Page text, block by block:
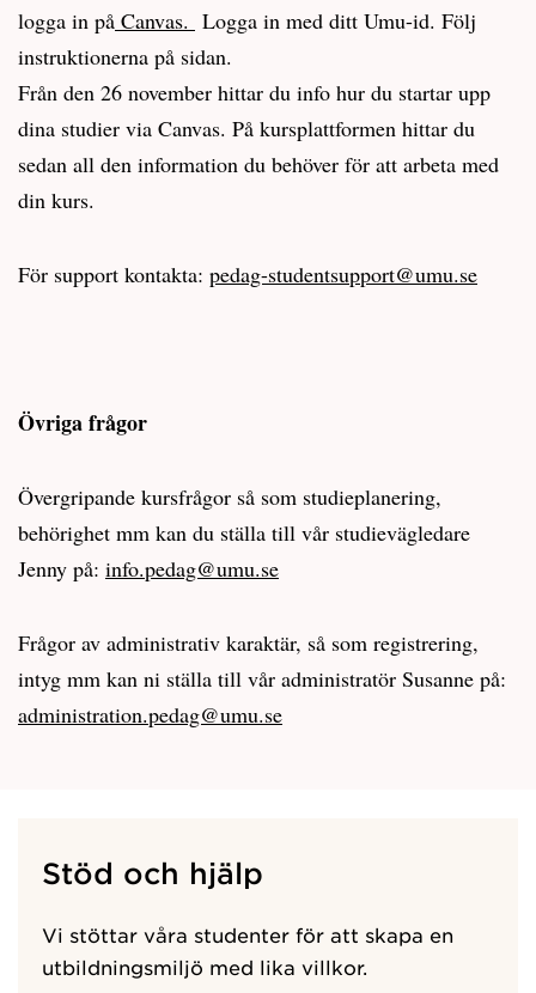
logga in på Canvas. Logga in med ditt Umu-id. Följ
instruktionerna på sidan.
Från den 26 november hittar du info hur du startar upp
dina studier via Canvas. På kursplattformen hittar du
sedan all den information du behöver för att arbeta med
din kurs.
För support kontakta: pedag-studentsupport@umu.se
Övriga frågor
Övergripande kursfrågor så som studieplanering,
behörighet mm kan du ställa till vår studievägledare
Jenny på: info.pedag@umu.se
Frågor av administrativ karaktär, så som registrering,
intyg mm kan ni ställa till vår administratör Susanne på:
administration.pedag@umu.se
Stöd och hjälp
Vi stöttar våra studenter för att skapa en
utbildningsmiljö med lika villkor.